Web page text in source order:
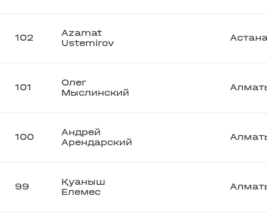
102
Azamat
Ustemirov
101
Олег
Мыслинский
100
Андрей
Арендарский
99
Қуаныш
Елемес